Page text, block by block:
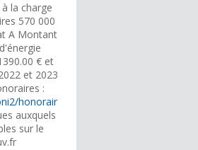
la charge
570 000
A Montant
€ et
et 2023
:
honorair
auxquels
sur le